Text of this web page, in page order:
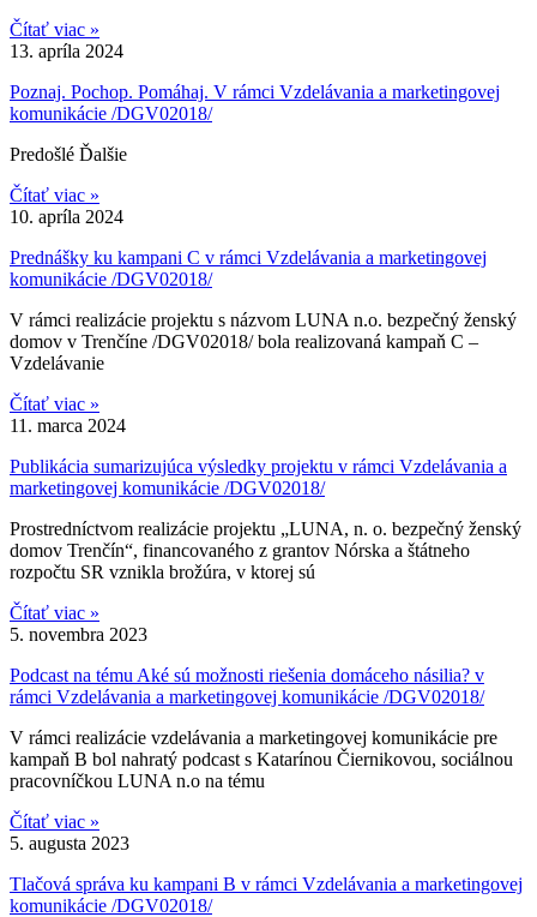
Čítať viac »
13. apríla 2024
Poznaj. Pochop. Pomáhaj. V rámci Vzdelávania a marketingovej
komunikácie /DGV02018/
Predošlé Ďalšie
Čítať viac »
10. apríla 2024
Prednášky ku kampani C v rámci Vzdelávania a marketingovej
komunikácie /DGV02018/
V rámci realizácie projektu s názvom LUNA n.o. bezpečný ženský
domov v Trenčíne /DGV02018/ bola realizovaná kampaň C –
Vzdelávanie
Čítať viac »
11. marca 2024
Publikácia sumarizujúca výsledky projektu v rámci Vzdelávania a
marketingovej komunikácie /DGV02018/
Prostredníctvom realizácie projektu „LUNA, n. o. bezpečný ženský
domov Trenčín“, financovaného z grantov Nórska a štátneho
rozpočtu SR vznikla brožúra, v ktorej sú
Čítať viac »
5. novembra 2023
Podcast na tému Aké sú možnosti riešenia domáceho násilia? v
rámci Vzdelávania a marketingovej komunikácie /DGV02018/
V rámci realizácie vzdelávania a marketingovej komunikácie pre
kampaň B bol nahratý podcast s Katarínou Čiernikovou, sociálnou
pracovníčkou LUNA n.o na tému
Čítať viac »
5. augusta 2023
Tlačová správa ku kampani B v rámci Vzdelávania a marketingovej
komunikácie /DGV02018/